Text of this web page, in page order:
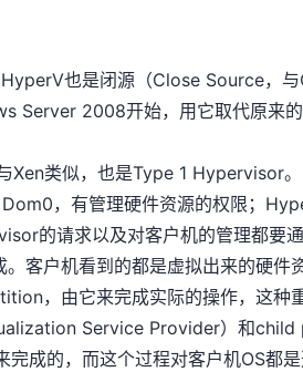
也是闭源（Close Source，与
Server 2008开始，用它取代原来
类似，也是Type 1 Hypervisor。
，有管理硬件资源的权限；
的请求以及对客户机的管理都要
客户机看到的都是虚拟出来的硬件
，由它来完成实际的操作，这种
Service Provider）和
完成的，而这个过程对客户机OS都